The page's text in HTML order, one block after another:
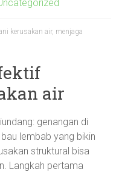
kerusakan air, menjaga
air
genangan di
lembab yang bikin
struktural bisa
Langkah pertama